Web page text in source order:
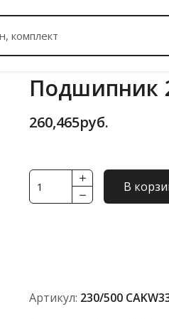
Подшипник
260,465руб.
Количество
товара
В
Артикул: 230/500